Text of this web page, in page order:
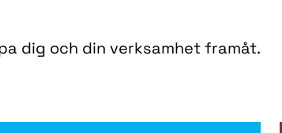
dig och din verksamhet framåt.